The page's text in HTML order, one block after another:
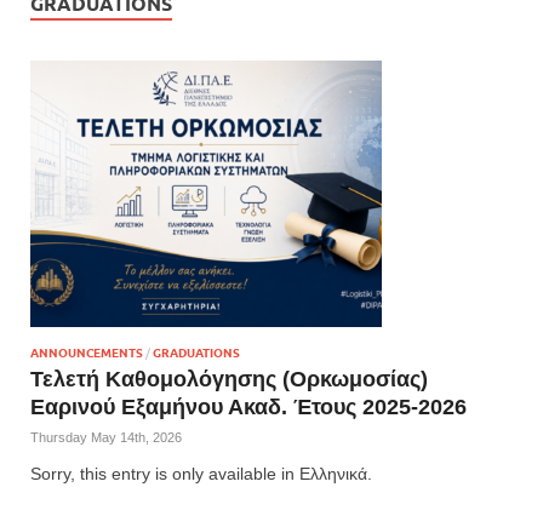
ANNOUNCEMENTS /GRADUATIONS
Τελετή Καθομολόγησης (Ορκωμοσίας)
Εαρινού Εξαμήνου Ακαδ. Έτους 2025-2026
Thursday May 14th, 2026
Sorry, this entry is only available in Ελληνικά.